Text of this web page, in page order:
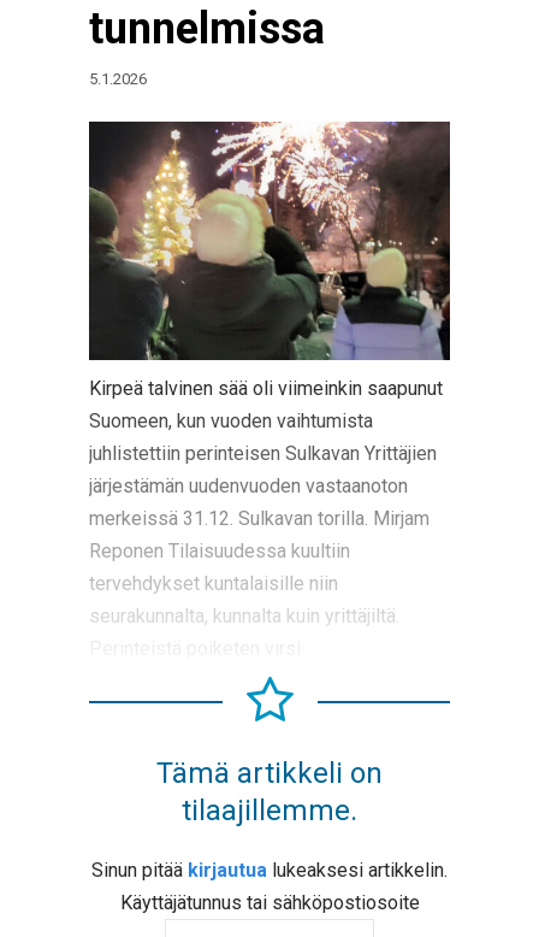
tunnelmissa
5.1.2026
Kirpeä talvinen sää oli viimeinkin saapunut
Suomeen, kun vuoden vaihtumista
juhlistettiin perinteisen Sulkavan Yrittäjien
järjestämän uudenvuoden vastaanoton
merkeissä 31.12. Sulkavan torilla. Mirjam
Reponen Tilaisuudessa kuultiin
tervehdykset kuntalaisille niin
seurakunnalta, kunnalta kuin yrittäjiltä.
Tämä artikkeli on
tilaajillemme.
Sinun pitää kirjautua lukeaksesi artikkelin.
Käyttäjätunnus tai sähköpostiosoite